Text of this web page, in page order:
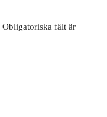
Obligatoriska fält är